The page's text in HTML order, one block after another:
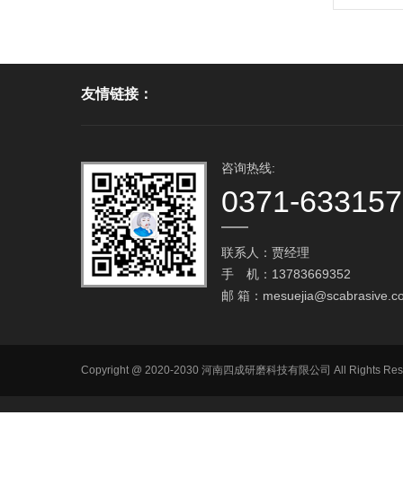
友情链接：
咨询热线:
0371-
联系人：贾经理
手 机：13783669352
邮 箱：
Copyright @ 2020-2030 河南四成研磨科技有限公司 All Rights